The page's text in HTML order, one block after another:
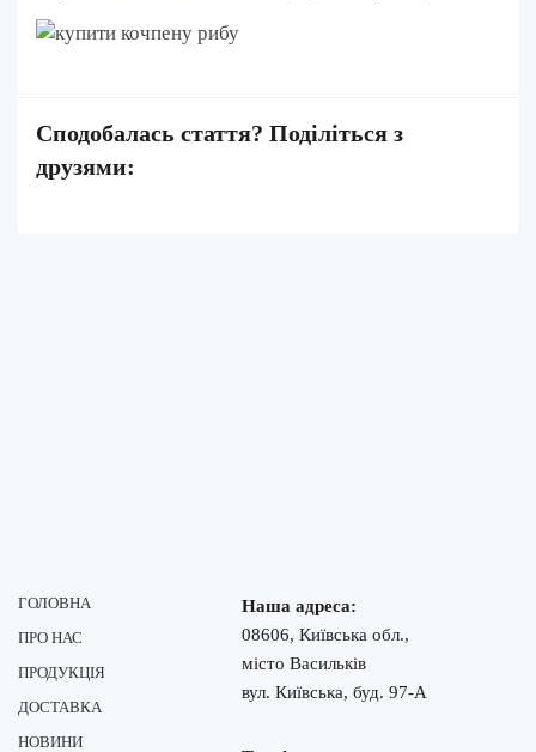
Сподобалась стаття? Поділіться з
друзями:
ГОЛОВНА
ПРО НАС
ПРОДУКЦІЯ
ДОСТАВКА
НОВИНИ
Наша адреса:
08606, Київська обл.,
місто Васильків
вул. Київська, буд. 97-А